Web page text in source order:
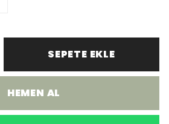
SEPETE EKLE
HEMEN AL